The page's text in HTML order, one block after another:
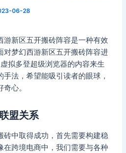
06-28
游新区五开搬砖阵容是一种有效
对梦幻西游新区五开搬砖阵容进
拟多登超级浏览器的内容来生
法，希望能吸引读者的眼球，
心。
盟关系
砖中取得成功，首先需要构建稳
在跨境电商中，我们需要与各种